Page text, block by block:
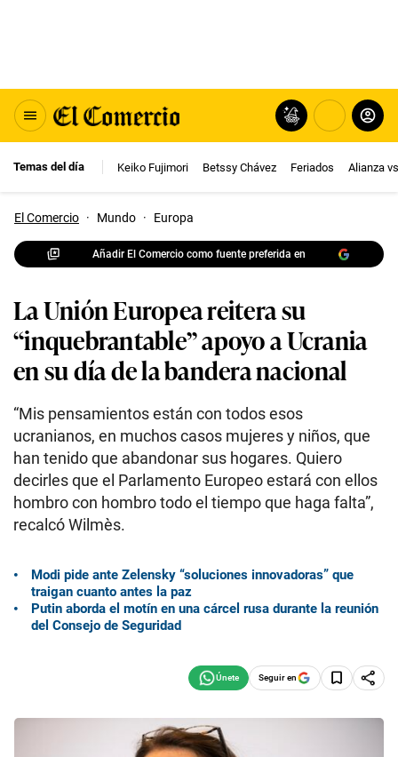
Temas del día Keiko Fujimori Betssy Chávez Feriados Alianza
El Comercio · Mundo · Europa
Añadir El Comercio como fuente preferida en
La Unión Europea reitera su
“inquebrantable” apoyo a Ucrania
en su día de la bandera nacional
“Mis pensamientos están con todos esos
ucranianos, en muchos casos mujeres y niños, que
han tenido que abandonar sus hogares. Quiero
decirles que el Parlamento Europeo estará con ellos
hombro con hombro todo el tiempo que haga falta”,
recalcó Wilmès.
Modi pide ante Zelensky “soluciones innovadoras” que
traigan cuanto antes la paz
Putin aborda el motín en una cárcel rusa durante la reunión
del Consejo de Seguridad
Seguir en